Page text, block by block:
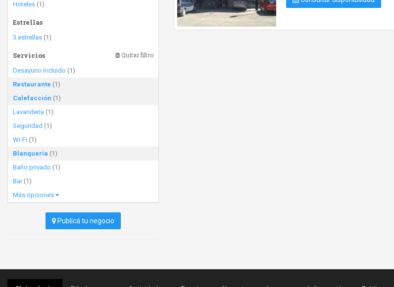
Hoteles (1)
Estrellas
3 estrellas (1)
Servicios Quitar filtro
Desayuno incluido (1)
Restaurante (1)
Calefacción (1)
Lavandería (1)
Seguridad (1)
Wi-Fi (1)
Blanquería (1)
Baño privado (1)
Bar(1)
Más opciones
Publicá tu negocio